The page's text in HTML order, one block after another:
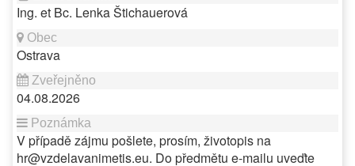
Ing. et Bc. Lenka Štichauerová
Ostrava
04.08.2026
V případě zájmu pošlete, prosím, životopis na
hr@vzdelavanimetis.eu. Do předmětu e-mailu uveďte